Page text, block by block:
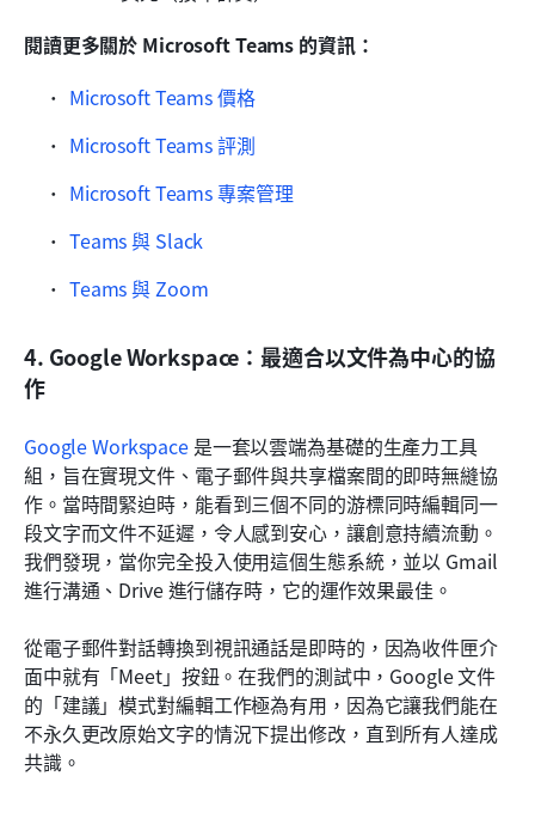
閱讀更多關於 Microsoft Teams 的資訊：
Microsoft Teams 價格
Microsoft Teams 評測
Microsoft Teams 專案管理
Teams 與 Slack
Teams 與 Zoom
4. Google Workspace：最適合以文件為中心的協
作
Google Workspace 是一套以雲端為基礎的生產力工具
組，旨在實現文件、電子郵件與共享檔案間的即時無縫協
作。當時間緊迫時，能看到三個不同的游標同時編輯同一
段文字而文件不延遲，令人感到安心，讓創意持續流動。
我們發現，當你完全投入使用這個生態系統，並以 Gmail
進行溝通、Drive 進行儲存時，它的運作效果最佳。
從電子郵件對話轉換到視訊通話是即時的，因為收件匣介
面中就有「Meet」按鈕。在我們的測試中，Google 文件
的「建議」模式對編輯工作極為有用，因為它讓我們能在
不永久更改原始文字的情況下提出修改，直到所有人達成
共識。